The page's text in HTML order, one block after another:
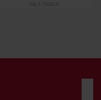
Obj. č.: 1108231